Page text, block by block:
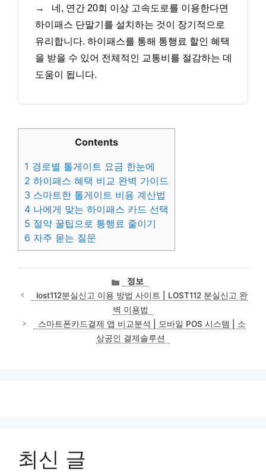
→
네, 연간 20회 이상 고속도로를 이용한다면
하이패스 단말기를 설치하는 것이 장기적으로
유리합니다. 하이패스를 통해 통행료 할인 혜택
을 받을 수 있어 전체적인 교통비를 절감하는 데
도움이 됩니다.
Contents
1 경로별 톨게이트 요금 한눈에
2 하이패스 혜택 비교 완벽 가이드
3 스마트한 톨게이트 비용 계산법
4 나에게 맞는 하이패스 카드 선택
5 절약 꿀팁으로 통행료 줄이기
6 자주 묻는 질문
카
테
고
리
정보
lost112분실신고 이용 방법 사이트 | LOST112 분실신고 완
벽 이용법
스마트폰카드결제 앱 비교분석 | 모바일 POS 시스템 | 소
상공인 결제솔루션
최신 글